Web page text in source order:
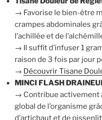
→ Favorise le bien-être
crampes abdominales
l’achillée et de
→ Il suffit d’infuser 1
raison de 3 fois par jour
→ Découvrir Tisane
MINCI FLASH
→ Contribue activement
global de l’organisme
d’artichaut et de